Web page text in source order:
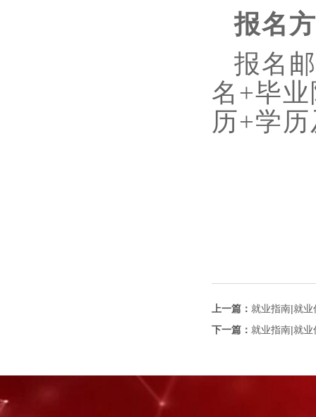
报名
报名
名+毕
历+学
上一篇： 就业指南|就
下一篇： 就业指南|就